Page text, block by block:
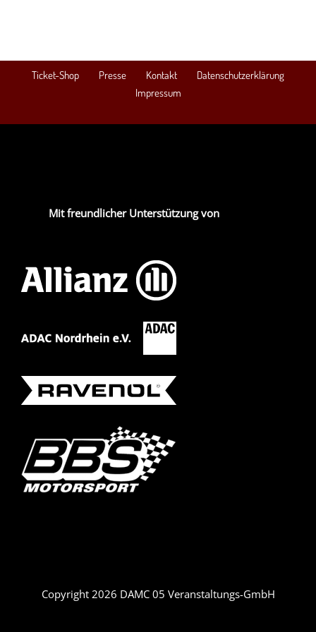
Ticket-Shop Presse Kontakt
Datenschutzerklärung
Impressum
Mit freundlicher Unterstützung von
Copyright 2026 DAMC 05 Veranstaltungs-GmbH